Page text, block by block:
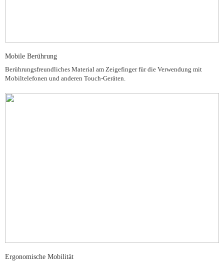
Mobile Berührung
Berührungsfreundliches Material am Zeigefinger für die Verwendung mit
Mobiltelefonen und anderen Touch-Geräten.
Ergonomische Mobilität